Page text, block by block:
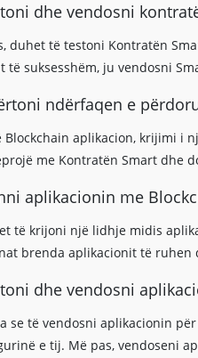
dhe vendosni
duhet të testoni Kontratën
të suksesshëm, ju vendosni
ndërfaqen e
Blockchain aplikacion, krijimi i
me Kontratën Smart dhe
aplikacionin me
të krijoni një lidhje midis
brenda aplikacionit të ruhen
dhe vendosni
se të vendosni aplikacionin
e tij. Më pas, vendoseni